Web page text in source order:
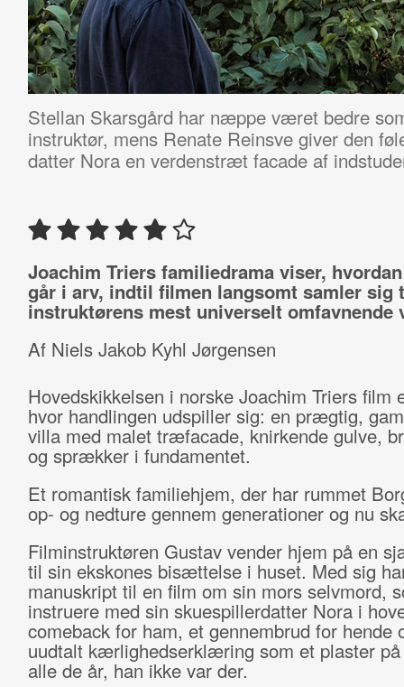
Stellan Skarsgård har næppe været bedre
instruktør, mens Renate Reinsve giver den
datter Nora en verdenstræt facade af
Joachim Triers familiedrama viser,
går i arv, indtil filmen langsomt samler sig
instruktørens mest universelt omfavnende
Af Niels Jakob Kyhl Jørgensen
Hovedskikkelsen i norske Joachim Triers film
hvor handlingen udspiller sig: en prægtig,
villa med malet træfacade, knirkende gulve,
og sprækker i fundamentet.
Et romantisk familiehjem, der har rummet
op- og nedture gennem generationer og nu
Filminstruktøren Gustav vender hjem på en
til sin ekskones bisættelse i huset. Med sig
manuskript til en film om sin mors selvmord,
instruere med sin skuespillerdatter Nora i
comeback for ham, et gennembrud for hende
uudtalt kærlighedserklæring som et plaster
alle de år, han ikke var der.